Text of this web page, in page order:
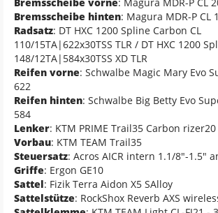
Bremsscheibe hinten: Magura MDR-P CL
Radsatz: DT HXC 1200 Spline Carbon CL
110/15TA|622x30TSS TLR / DT HXC 1200
148/12TA|584x30TSS XD TLR
Reifen vorne: Schwalbe Magic Mary Evo
622
Reifen hinten: Schwalbe Big Betty Evo
584
Lenker: KTM PRIME Trail35 Carbon
Vorbau: KTM TEAM Trail35
Steuersatz: Acros AICR intern 1.1/8"-1.5"
Griffe: Ergon GE10
Sattel: Fizik Terra Aidon X5 SAlloy
Sattelstütze: RockShox Reverb AXS